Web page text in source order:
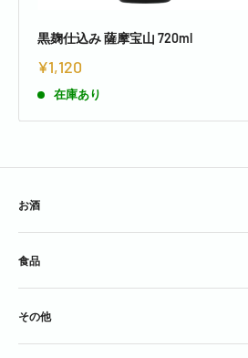
黒麹仕込み 薩摩宝山 720ml
¥1,120
在庫あり
お酒
ウイスキー
ブランデー
スピリッツ
コンク
シロップ
食品
チーズ
加工食品
その他
グラス